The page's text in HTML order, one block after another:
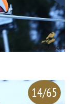
14/65